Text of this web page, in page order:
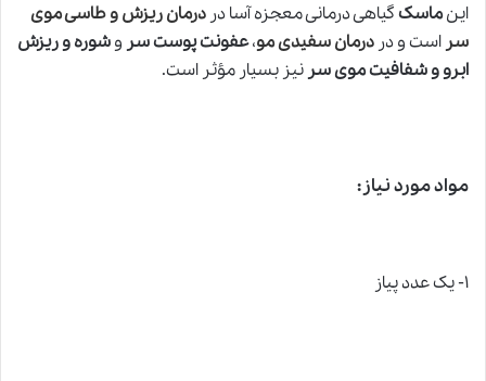
اینماسکگیاهی درمانی معجزه آسا در درمان ریزش و طاسی موی
سر است و در درمان سفیدی مو،عفونت پوست سر وشوره و ریزش
ابرو و شفافیت موی سر نیز بسیار مؤثر است.
مواد مورد نیاز:
۱- یک عدد پیاز